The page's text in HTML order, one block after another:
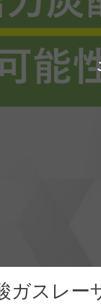
ガスレー